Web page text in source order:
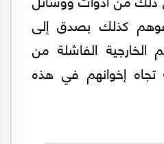
كذلك بصدق إلى
الخارجية الفاشلة من
تجاه إخوانهم في هذه